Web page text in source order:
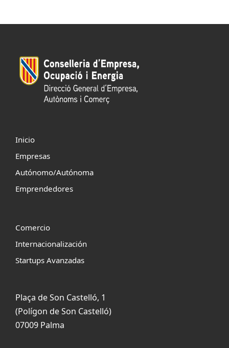
Inicio
Empresas
Autónomo/Autónoma
Emprendedores
Comercio
Internacionalización
Startups Avanzadas
Plaça de Son Castelló, 1
(Polígon de Son Castelló)
07009 Palma